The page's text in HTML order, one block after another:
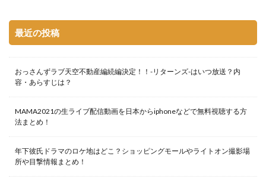
最近の投稿
おっさんずラブ天空不動産編続編決定！！-リターンズ-はいつ放送？内
容・あらすじは？
MAMA2021の生ライブ配信動画を日本からiphoneなどで無料視聴する方
法まとめ！
年下彼氏ドラマのロケ地はどこ？ショッピングモールやライトオン撮影場
所や目撃情報まとめ！